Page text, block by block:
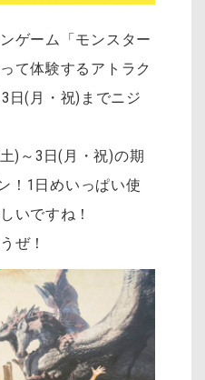
ゲーム「モンスター
て体験するアトラク
日(月・祝)までニジ
)～3日(月・祝)の期
！1日めいっぱい使
いですね！
ぜ！